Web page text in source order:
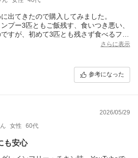
出てきたので購入してみました。
プー3匹ともご飯残す、食いつき悪い、
すが、初めて3匹とも残さず食べるフー
いスタンプーがいつも1粒ずつ食べてた
ブ食べれる！これで目やにがマシにな
さらに表示
参考になった
2026/05/29
女性 60代
も安心